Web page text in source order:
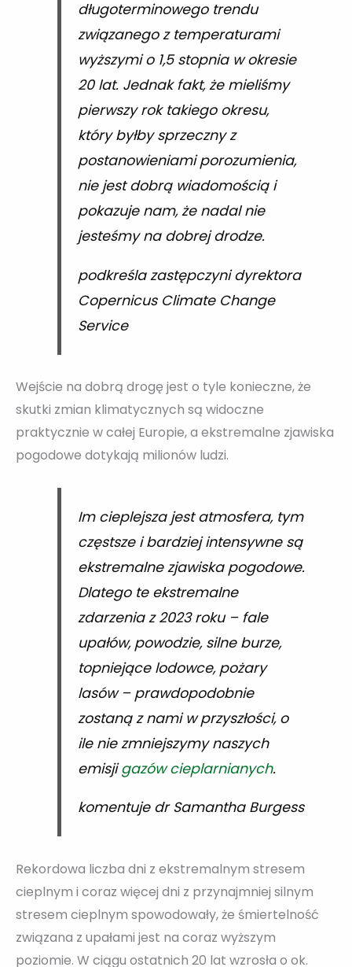
długoterminowego trendu
związanego z temperaturami
wyższymi o 1,5 stopnia w okresie
20 lat. Jednak fakt, że mieliśmy
pierwszy rok takiego okresu,
który byłby sprzeczny z
postanowieniami porozumienia,
nie jest dobrą wiadomością i
pokazuje nam, że nadal nie
jesteśmy na dobrej drodze.
podkreśla zastępczyni dyrektora
Copernicus Climate Change
Service
Wejście na dobrą drogę jest o tyle konieczne, że
skutki zmian klimatycznych są widoczne
praktycznie w całej Europie, a ekstremalne zjawiska
pogodowe dotykają milionów ludzi.
Im cieplejsza jest atmosfera, tym
częstsze i bardziej intensywne są
ekstremalne zjawiska pogodowe.
Dlatego te ekstremalne
zdarzenia z 2023 roku – fale
upałów, powodzie, silne burze,
topniejące lodowce, pożary
lasów – prawdopodobnie
zostaną z nami w przyszłości, o
ile nie zmniejszymy naszych
emisjigazów cieplarnianych.
komentuje dr Samantha Burgess
Rekordowa liczba dni z ekstremalnym stresem
cieplnym i coraz więcej dni z przynajmniej silnym
stresem cieplnym spowodowały, że śmiertelność
związana z upałami jest na coraz wyższym
poziomie. W ciągu ostatnich 20 lat wzrosła o ok.